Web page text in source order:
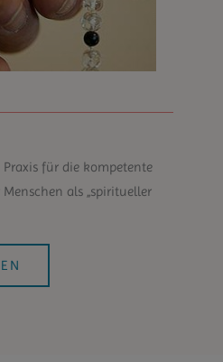
Praxis für die kompetente
als „spiritueller